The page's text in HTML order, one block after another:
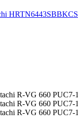
HRTN6443SBBKCS